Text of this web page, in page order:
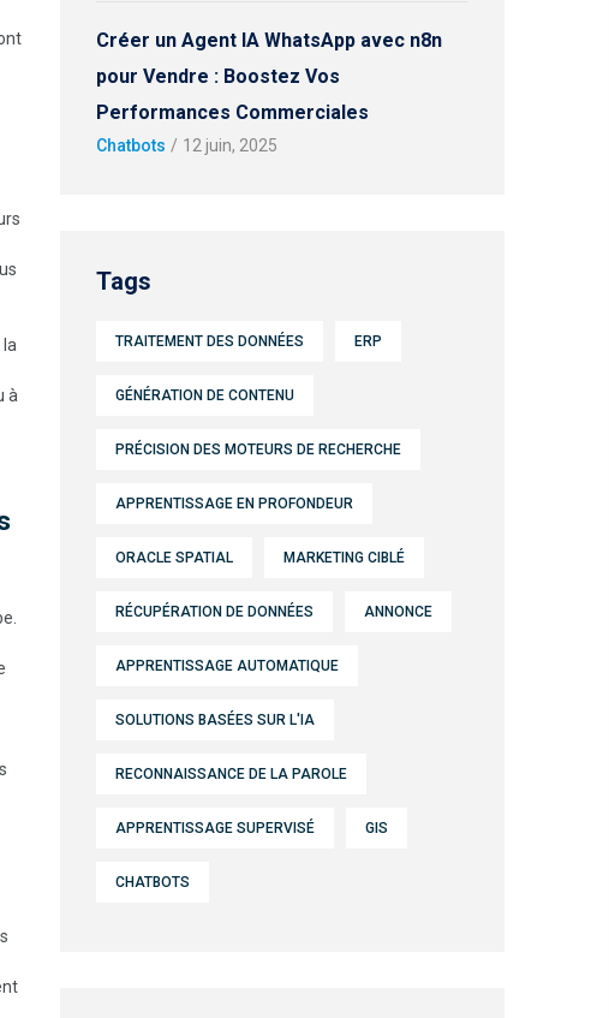
à
Créer un Agent IA WhatsApp avec n8n
pour Vendre : Boostez Vos
Performances Commerciales
Chatbots / 12 juin, 2025
Tags
TRAITEMENT DES DONNÉES ERP
GÉNÉRATION DE CONTENU
PRÉCISION DES MOTEURS DE RECHERCHE
APPRENTISSAGE EN PROFONDEUR
ORACLE SPATIAL MARKETING CIBLÉ
RÉCUPÉRATION DE DONNÉES ANNONCE
APPRENTISSAGE AUTOMATIQUE
SOLUTIONS BASÉES SUR L'IA
RECONNAISSANCE DE LA PAROLE
APPRENTISSAGE SUPERVISÉ GIS
CHATBOTS